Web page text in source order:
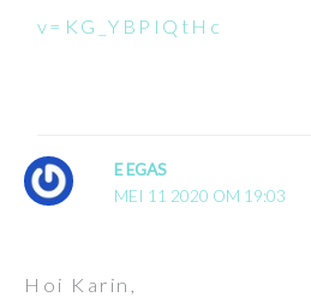
v=KG_YBPIQtHc
E EGAS
MEI 11 2020 OM 19:03
Hoi Karin,